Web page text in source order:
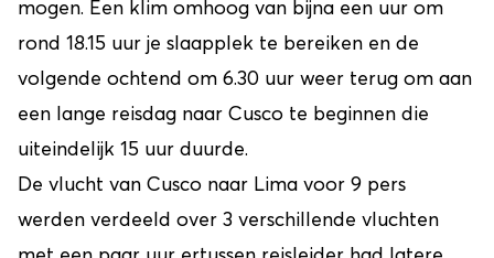
mogen. Een klim omhoog van bijna een uur om
rond 18.15 uur je slaapplek te bereiken en de
volgende ochtend om 6.30 uur weer terug om aan
een lange reisdag naar Cusco te beginnen die
uiteindelijk 15 uur duurde.
De vlucht van Cusco naar Lima voor 9 pers
werden verdeeld over 3 verschillende vluchten